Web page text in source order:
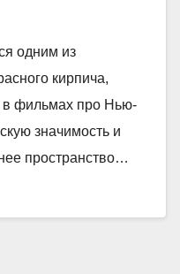
одним из
кирпича,
в фильмах про Нью-
значимость и
пространство…